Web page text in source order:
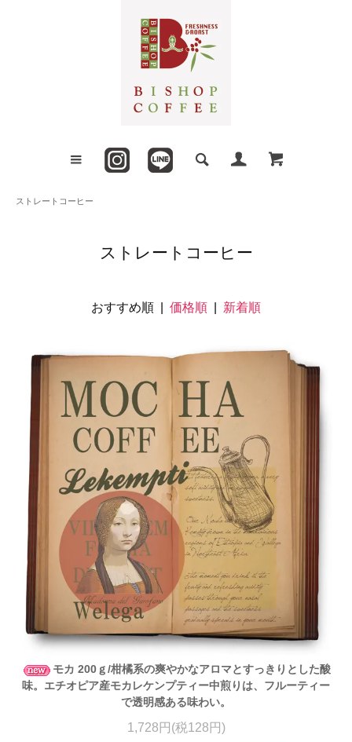
ストレートコーヒー
ストレートコーヒー
おすすめ順 | 価格順 新着順
モカ 200ｇ/柑橘系の爽やかなアロマとすっきりとした酸
味。エチオピア産モカレケンプティー中煎りは、フルーティー
で透明感ある味わい。
1,728円(税128円)